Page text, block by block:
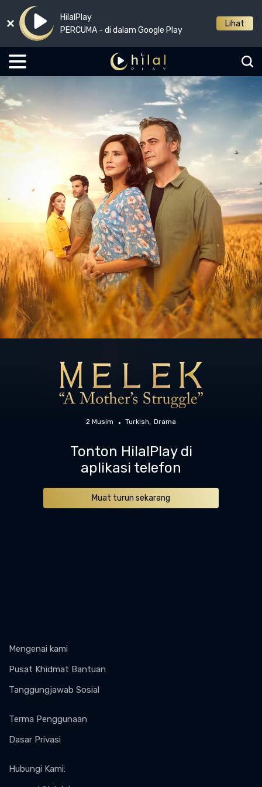
HilalPlay
PERCUMA - di dalam Google Play
Lihat
2 Musim Turkish Drama
Tonton HilalPlay di
aplikasi telefon
Muat turun sekarang
Mengenai kami
Pusat Khidmat Bantuan
Tanggungjawab Sosial
Terma Penggunaan
Dasar Privasi
Hubungi Kami: